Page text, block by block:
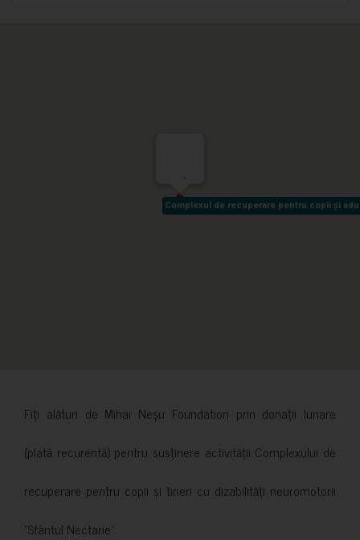
Complexul de recuperare pentru copii și
Complexul de recuperare pentru copii și
-
Fiți alături de Mihai Neșu Foundation prin donații lunare
(plată recurentă) pentru susținere activității Complexului de
recuperare pentru copii și tineri cu dizabilități neuromotorii
”Sfântul Nectarie”.